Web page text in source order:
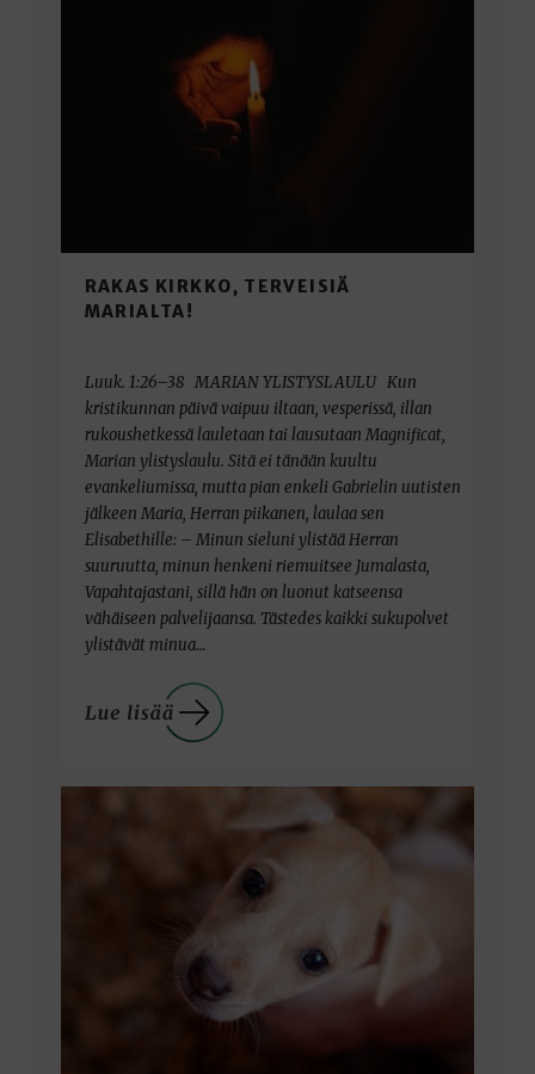
RAKAS KIRKKO, TERVEISIÄ
MARIALTA!
Luuk. 1:26–38 MARIAN YLISTYSLAULU Kun
kristikunnan päivä vaipuu iltaan, vesperissä, illan
rukoushetkessä lauletaan tai lausutaan Magnificat,
Marian ylistyslaulu. Sitä ei tänään kuultu
evankeliumissa, mutta pian enkeli Gabrielin uutisten
jälkeen Maria, Herran piikanen, laulaa sen
Elisabethille: – Minun sieluni ylistää Herran
suuruutta, minun henkeni riemuitsee Jumalasta,
Vapahtajastani, sillä hän on luonut katseensa
vähäiseen palvelijaansa. Tästedes kaikki sukupolvet
ylistävät minua…